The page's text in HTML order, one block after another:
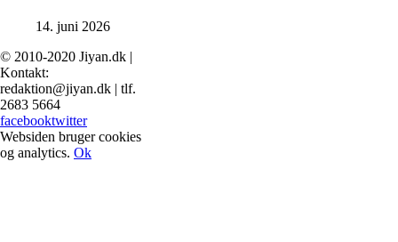
14. juni 2026
© 2010-2020 Jiyan.dk |
Kontakt:
redaktion@jiyan.dk | tlf.
2683 5664
facebooktwitter
Websiden bruger cookies
og analytics. Ok